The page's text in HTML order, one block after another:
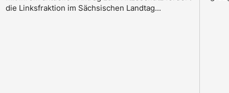
die Linksfraktion im Sächsischen Landtag...